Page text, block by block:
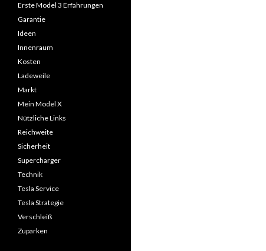
Erste Model 3 Erfahrungen
Garantie
Ideen
Innenraum
Kosten
Ladeweile
Markt
Mein Model X
Nützliche Links
Reichweite
Sicherheit
Supercharger
Technik
Tesla Service
Tesla Strategie
Verschleiß
Zuparken